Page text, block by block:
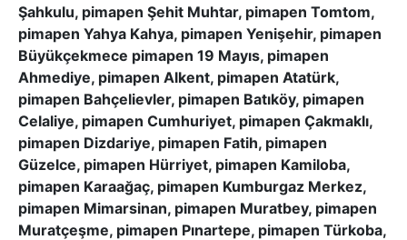
Şahkulu, pimapen Şehit Muhtar, pimapen Tomtom,
pimapen Yahya Kahya, pimapen Yenişehir, pimapen
Büyükçekmece pimapen 19 Mayıs, pimapen
Ahmediye, pimapen Alkent, pimapen Atatürk,
pimapen Bahçelievler, pimapen Batıköy, pimapen
Celaliye, pimapen Cumhuriyet, pimapen Çakmaklı,
pimapen Dizdariye, pimapen Fatih, pimapen
Güzelce, pimapen Hürriyet, pimapen Kamiloba,
pimapen Karaağaç, pimapen Kumburgaz Merkez,
pimapen Mimarsinan, pimapen Muratbey, pimapen
Muratçeşme, pimapen Pınartepe, pimapen Türkoba,